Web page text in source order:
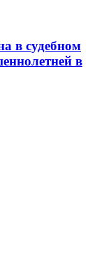
в судебном
в